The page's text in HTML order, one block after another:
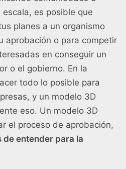
es posible que
planes a un organismo
aprobación o para competir
en conseguir un
o el gobierno. En la
todo lo posible para
y un modelo 3D
eso. Un modelo 3D
el proceso de aprobación,
de entender para la